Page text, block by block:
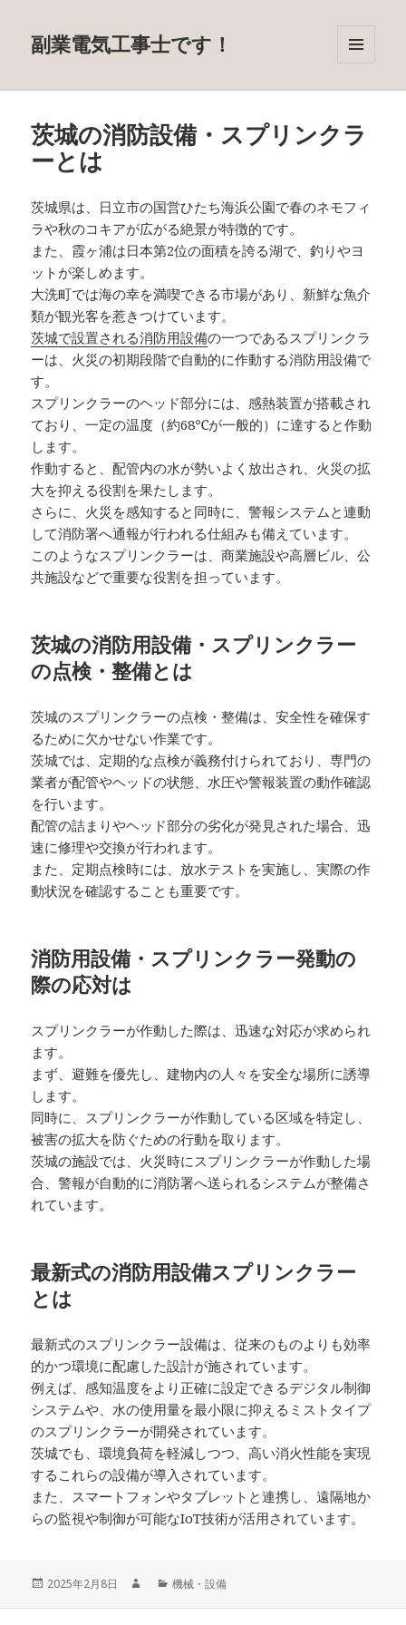
副業電気工事士です！
ーとウ
茨城の消防設備・スプリンクラ
ーとは
茨城県は、日立市の国営ひたち海浜公園で春のネモフィ
ラや秋のコキアが広がる絶景が特徴的です。
また、霞ヶ浦は日本第2位の面積を誇る湖で、釣りやヨ
ットが楽しめます。
大洗町では海の幸を満喫できる市場があり、新鮮な魚介
類が観光客を惹きつけています。
茨城で設置される消防用設備の一つであるスプリンクラ
ーは、火災の初期段階で自動的に作動する消防用設備で
す。
スプリンクラーのヘッド部分には、感熱装置が搭載され
ており、一定の温度（約68℃が一般的）に達すると作動
します。
作動すると、配管内の水が勢いよく放出され、火災の拡
大を抑える役割を果たします。
さらに、火災を感知すると同時に、警報システムと連動
して消防署へ通報が行われる仕組みも備えています。
このようなスプリンクラーは、商業施設や高層ビル、公
共施設などで重要な役割を担っています。
茨城の消防用設備・スプリンクラー
の点検・整備とは
茨城のスプリンクラーの点検・整備は、安全性を確保す
るために欠かせない作業です。
茨城では、定期的な点検が義務付けられており、専門の
業者が配管やヘッドの状態、水圧や警報装置の動作確認
を行います。
配管の詰まりやヘッド部分の劣化が発見された場合、迅
速に修理や交換が行われます。
また、定期点検時には、放水テストを実施し、実際の作
動状況を確認することも重要です。
消防用設備・スプリンクラー発動の
際の応対は
スプリンクラーが作動した際は、迅速な対応が求められ
ます。
まず、避難を優先し、建物内の人々を安全な場所に誘導
します。
同時に、スプリンクラーが作動している区域を特定し、
被害の拡大を防ぐための行動を取ります。
茨城の施設では、火災時にスプリンクラーが作動した場
合、警報が自動的に消防署へ送られるシステムが整備さ
れています。
最新式の消防用設備スプリンクラー
とは
最新式のスプリンクラー設備は、従来のものよりも効率
的かつ環境に配慮した設計が施されています。
例えば、感知温度をより正確に設定できるデジタル制御
システムや、水の使用量を最小限に抑えるミストタイプ
のスプリンクラーが開発されています。
茨城でも、環境負荷を軽減しつつ、高い消火性能を実現
するこれらの設備が導入されています。
また、スマートフォンやタブレットと連携し、遠隔地か
らの監視や制御が可能なIoT技術が活用されています。
投
2025年2月8日
カ
機械・設備